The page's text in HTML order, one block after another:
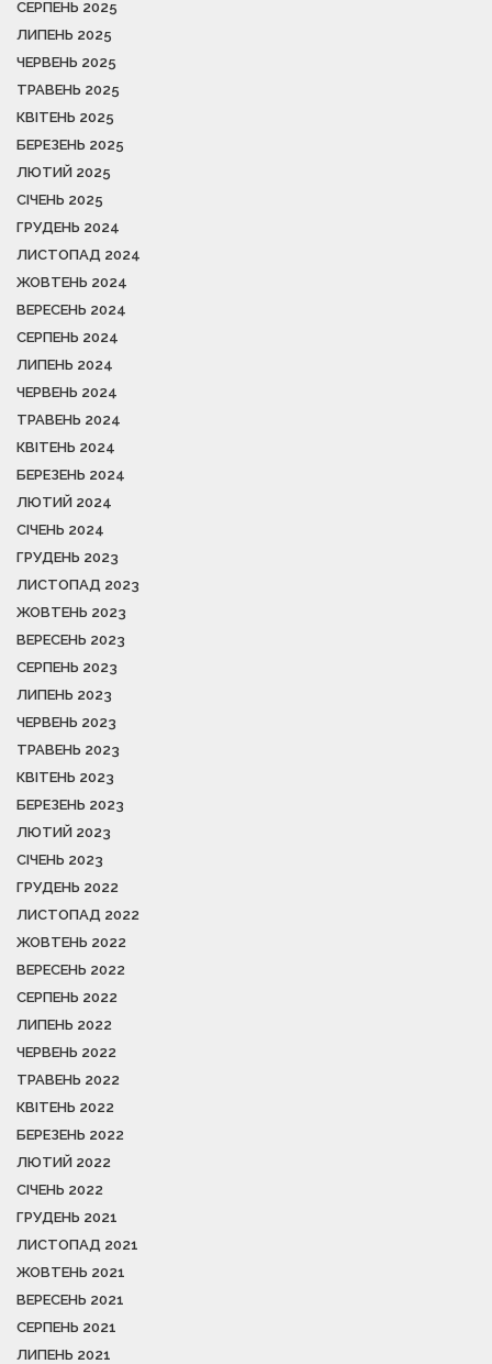
СЕРПЕНЬ 2025
ЛИПЕНЬ 2025
ЧЕРВЕНЬ 2025
ТРАВЕНЬ 2025
КВІТЕНЬ 2025
БЕРЕЗЕНЬ 2025
ЛЮТИЙ 2025
СІЧЕНЬ 2025
ГРУДЕНЬ 2024
ЛИСТОПАД 2024
ЖОВТЕНЬ 2024
ВЕРЕСЕНЬ 2024
СЕРПЕНЬ 2024
ЛИПЕНЬ 2024
ЧЕРВЕНЬ 2024
ТРАВЕНЬ 2024
КВІТЕНЬ 2024
БЕРЕЗЕНЬ 2024
ЛЮТИЙ 2024
СІЧЕНЬ 2024
ГРУДЕНЬ 2023
ЛИСТОПАД 2023
ЖОВТЕНЬ 2023
ВЕРЕСЕНЬ 2023
СЕРПЕНЬ 2023
ЛИПЕНЬ 2023
ЧЕРВЕНЬ 2023
ТРАВЕНЬ 2023
КВІТЕНЬ 2023
БЕРЕЗЕНЬ 2023
ЛЮТИЙ 2023
СІЧЕНЬ 2023
ГРУДЕНЬ 2022
ЛИСТОПАД 2022
ЖОВТЕНЬ 2022
ВЕРЕСЕНЬ 2022
СЕРПЕНЬ 2022
ЛИПЕНЬ 2022
ЧЕРВЕНЬ 2022
ТРАВЕНЬ 2022
КВІТЕНЬ 2022
БЕРЕЗЕНЬ 2022
ЛЮТИЙ 2022
СІЧЕНЬ 2022
ГРУДЕНЬ 2021
ЛИСТОПАД 2021
ЖОВТЕНЬ 2021
ВЕРЕСЕНЬ 2021
СЕРПЕНЬ 2021
ЛИПЕНЬ 2021